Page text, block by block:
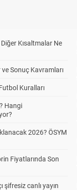
Kısaltmalar Ne
Sonuç Kavramları
Kuralları
Hangi
2026? ÖSYM
Fiyatlarında Son
şifresiz canlı yayın